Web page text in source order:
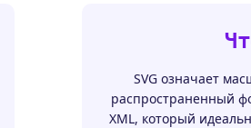
SVG означает
распространенный
XML, который